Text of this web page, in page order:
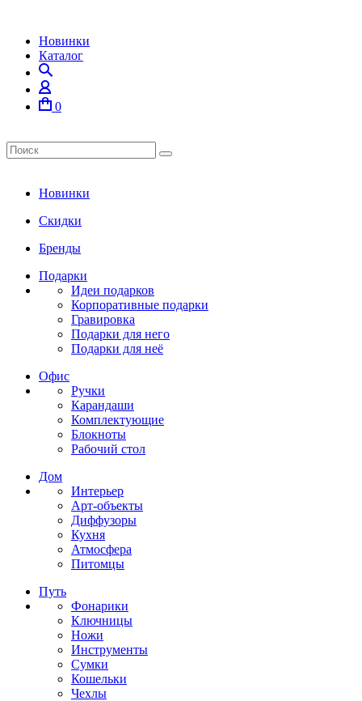
Новинки
Каталог
0
Новинки
Скидки
Бренды
Подарки
Идеи подарков
Корпоративные подарки
Гравировка
Подарки для него
Подарки для неё
Офис
Ручки
Карандаши
Комплектующие
Блокноты
Рабочий стол
Дом
Интерьер
Арт-объекты
Диффузоры
Кухня
Атмосфера
Питомцы
Путь
Фонарики
Ключницы
Ножи
Инструменты
Сумки
Кошельки
Чехлы